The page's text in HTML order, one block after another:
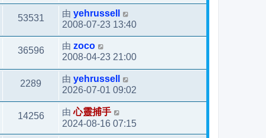
53531 由 yehrussell
2008-07-23 13:40
36596 由 zoco
2008-04-23 21:00
2289 由 yehrussell
2026-07-01 09:02
14256 由心靈捕手
2024-08-16 07:15